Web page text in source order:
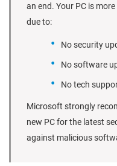
an end. Your PC is
due to:
No security
No software
No tech
Microsoft strongly
new PC for the latest
against malicious